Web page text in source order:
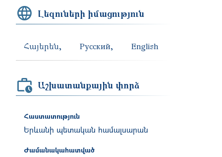
Լեզուների իմացություն
Հայերեն Русский English
Աշխատանքային փորձ
Հաստատություն
Երևանի պետական համալսարան
Ժամանակահատված